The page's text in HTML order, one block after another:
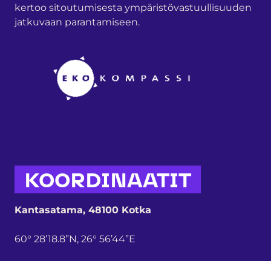
kertoo sitoutumisesta ympäristövastuullisuuden
jatkuvaan parantamiseen.
KOORDINAATIT
Kantasatama, 48100 Kotka
60° 28’18.8”N, 26° 56’44”E